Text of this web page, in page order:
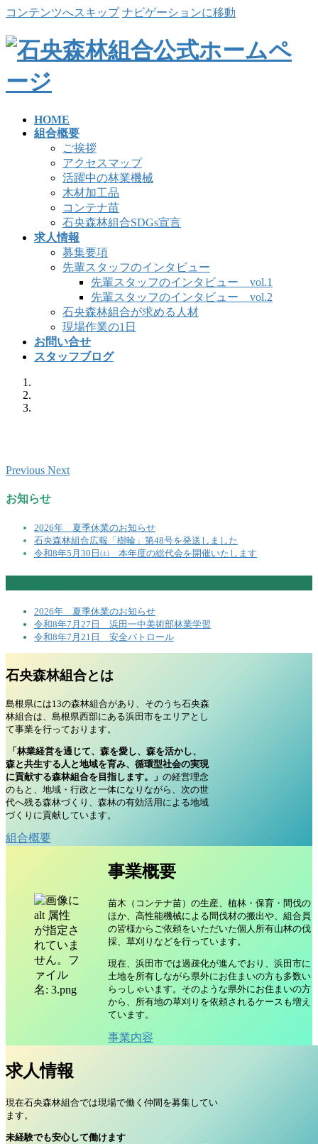
コンテンツへスキップ ナビゲーションに移動
HOME
組合概要
ご挨拶
アクセスマップ
活躍中の林業機械
木材加工品
コンテナ苗
石央森林組合SDGs宣言
求人情報
募集要項
先輩スタッフのインタビュー
先輩スタッフのインタビュー vol.1
先輩スタッフのインタビュー vol.2
石央森林組合が求める人材
現場作業の1日
お問い合せ
スタッフブログ
Previous Next
お知らせ
2026年 夏季休業のお知らせ
石央森林組合広報「樹輪」第48号を発送しました
令和8年5月30日㈯ 本年度の総代会を開催いたします
2026年 夏季休業のお知らせ
令和8年7月27日 浜田一中美術部林業学習
令和8年7月21日 安全パトロール
石央森林組合とは
島根県には13の森林組合があり、そのうち石央森
林組合は、島根県西部にある浜田市をエリアとし
て事業を行っております。
「林業経営を通じて、森を愛し、森を活かし、
森と共生する人と地域を育み、循環型社会の実現
に貢献する森林組合を目指します。」 の経営理念
のもと、地域・行政と一体になりながら、次の世
代へ残る森林づくり、森林の有効活用による地域
づくりに貢献しています。
組合概要
事業概要
苗木（コンテナ苗）の生産、植林・保育・間伐の
ほか、高性能機械による間伐材の搬出や、組合員
の皆様からご依頼をいただいた個人所有山林の伐
採、草刈りなどを行っています。
現在、浜田市では過疎化が進んでおり、浜田市に
土地を所有しながら県外にお住まいの方も多数い
らっしゃいます。そのような県外にお住まいの方
から、所有地の草刈りを依頼されるケースも増え
ています。
事業内容
求人情報
現在石央森林組合では現場で働く仲間を募集してい
ます。
未経験でも安心して働けます